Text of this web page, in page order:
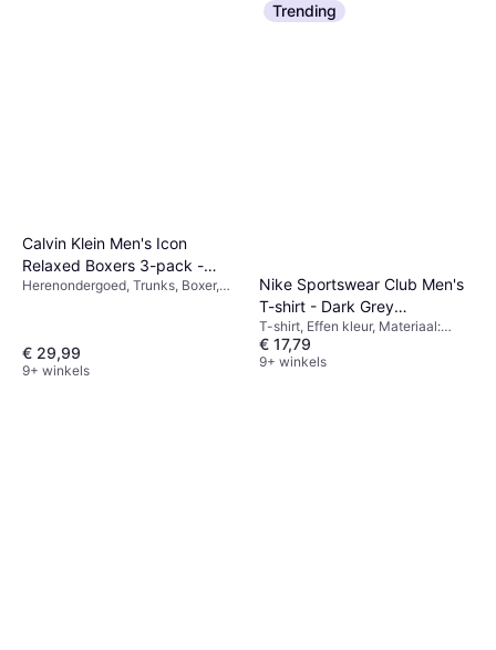
Calvin Klein Men's Icon
Relaxed Boxers 3-pack -
Black
Herenondergoed, Trunks, Boxer,
Naadloos, Rekbaar
€ 29,99
9+ winkels
Trending
Nike Sportswear Club Men's
T-shirt - Dark Grey
Heather/Black
T-shirt, Effen kleur, Materiaal:
Katoen
€ 17,79
9+ winkels